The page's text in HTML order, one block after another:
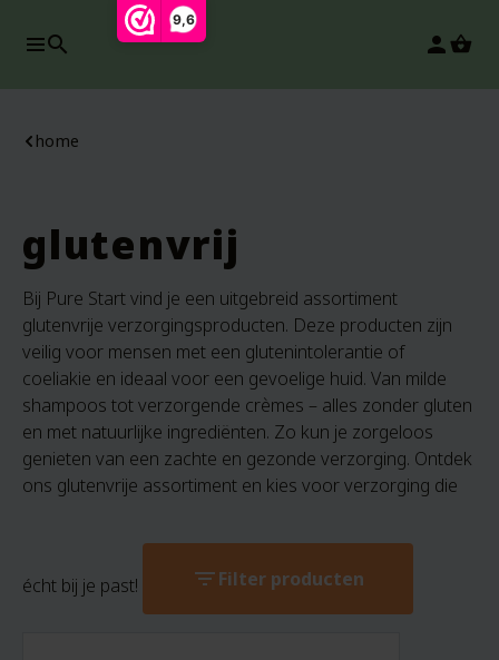
9,6
search person
home
glutenvrij
Bij Pure Start vind je een uitgebreid assortiment
glutenvrije verzorgingsproducten. Deze producten zijn
veilig voor mensen met een glutenintolerantie of
coeliakie en ideaal voor een gevoelige huid. Van milde
shampoos tot verzorgende crèmes – alles zonder gluten
en met natuurlijke ingrediënten. Zo kun je zorgeloos
genieten van een zachte en gezonde verzorging. Ontdek
ons glutenvrije assortiment en kies voor verzorging die
écht bij je past! filter_listFilter producten